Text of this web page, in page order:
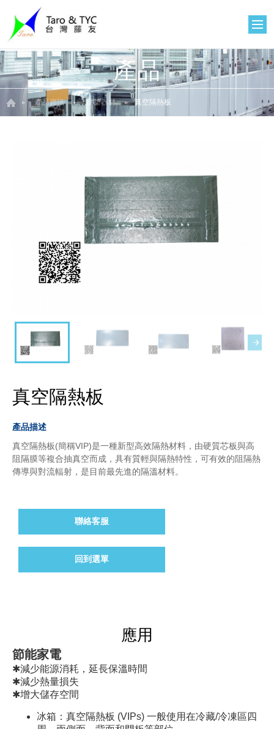
產品
產品資訊 建築器材 真空隔熱板
真空隔熱板
產品描述
真空隔熱板(簡稱VIP)是一種新型高效隔熱材料，由硬質芯板與高
阻隔膜等複合抽真空而成，具有質輕與隔熱特性，可有效的阻隔熱
傳導與對流輻射，是目前最先進的隔溫材料。
聯絡客服
回到選單
應用
節能家電
✱減少能源消耗，延長保溫時間
✱減少熱量損失
✱增大儲存空間
冰箱：真空隔熱板 (VIPs) 一般使用在冷藏/冷凍區四